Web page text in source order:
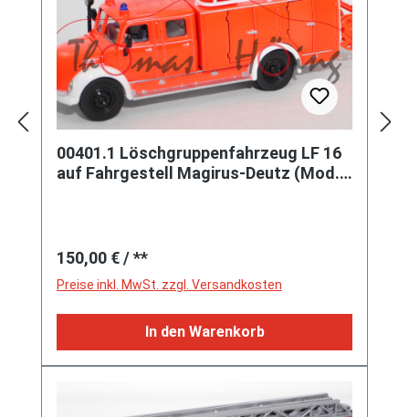
00401.1 Löschgruppenfahrzeug LF 16
auf Fahrgestell Magirus-Deutz (Mod.
Regulärer Preis:
150,00 €/ **
Preise inkl. MwSt. zzgl. Versandkosten
In den Warenkorb